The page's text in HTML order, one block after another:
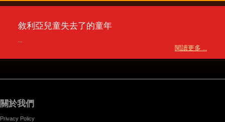
敘利亞兒童失去了的童年
...
閱讀更多 ...
關於我們
Privacy Policy